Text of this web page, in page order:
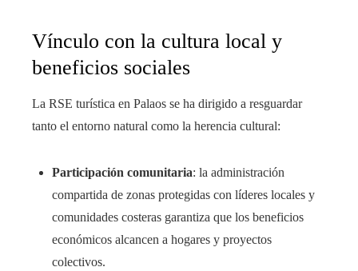
Vínculo con la cultura local y
beneficios sociales
La RSE turística en Palaos se ha dirigido a resguardar
tanto el entorno natural como la herencia cultural:
Participación comunitaria: la administración
compartida de zonas protegidas con líderes locales y
comunidades costeras garantiza que los beneficios
económicos alcancen a hogares y proyectos
colectivos.